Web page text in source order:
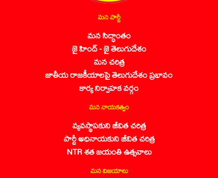
మన పార్టీ
మన సిద్ధాంతం
జై హింద్ - జై తెలుగుదేశం
మన చరిత్ర
జాతీయ రాజకీయాలపై తెలుగుదేశం ప్రభావం
కార్య నిర్వాహక వర్గం
మన నాయకత్వం
వ్యవస్థాపకుని జీవిత చరిత్ర
పార్టీ అధినాయకుని జీవిత చరిత్ర
NTR శత జయంతి ఉత్సవాలు
మన విజయాలు